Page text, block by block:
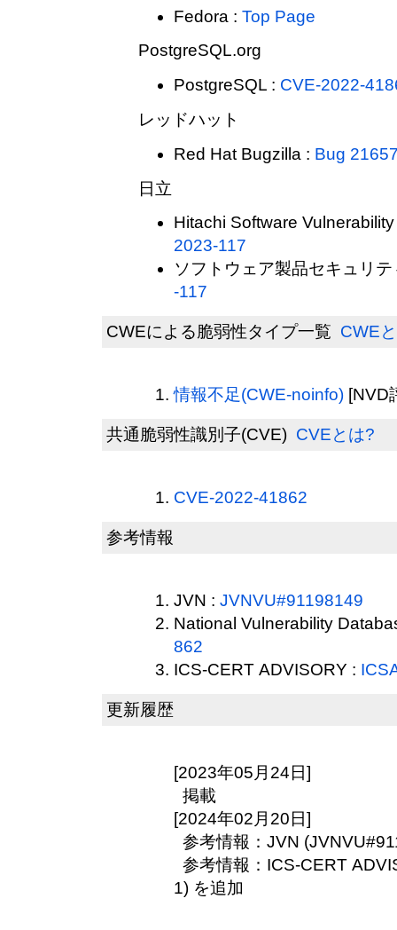
Fedora : Top Page
PostgreSQL.org
PostgreSQL : CVE-2022-
レッドハット
Red Hat Bugzilla : Bug
日立
Hitachi Software
2023-117
ソフトウェア製品セキュリ
-117
CWEによる脆弱性タイプ一覧 CWE
情報不足(CWE-noinfo) [NVD
共通脆弱性識別子(CVE) CVEとは?
CVE-2022-41862
参考情報
JVN : JVNVU#91198149
National Vulnerability
862
ICS-CERT ADVISORY :
更新履歴
[2023年05月24日]
掲載
[2024年02月20日]
参考情報：JVN
参考情報：ICS-CERT
1) を追加